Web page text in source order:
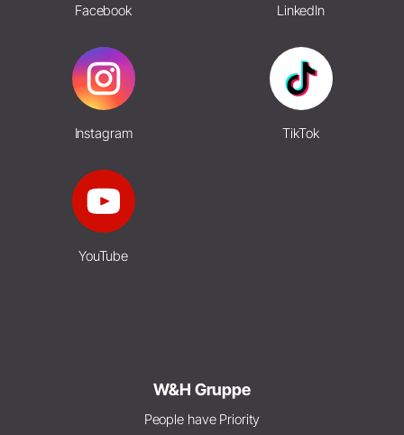
Facebook LinkedIn
Instagram TikTok
YouTube
W&H Gruppe
People have Priority